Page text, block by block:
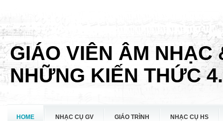
GIÁO VIÊN ÂM NHẠC
NHỮNG KIẾN THỨC
HOME NHẠC CỤ GV GIÁO TRÌNH NHẠC CỤ HS